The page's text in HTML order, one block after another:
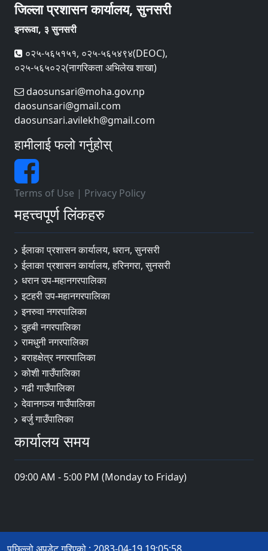
जिल्ला प्रशासन कार्यालय, सुनसरी
इनरूवा, ३ सुनसरी
०२५-५६५१५१, ०२५-५६५४९४(DEOC),
०२५-५६५०२२(नागरिकता अभिलेख शाखा)
daosunsari@moha.gov.np
daosunsari@gmail.com
daosunsari.avilekh@gmail.com
हामीलाई फलो गर्नुहोस्
Terms of Use | Privacy Policy
महत्त्वपूर्ण लिंकहरु
ईलाका प्रशासन कार्यालय, धरान, सुनसरी
ईलाका प्रशासन कार्यालय, हरिनगरा, सुनसरी
धरान उप-महानगरपालिका
इटहरी उप-महानगरपालिका
इनरुवा नगरपालिका
दुहबी नगरपालिका
रामधुनी नगरपालिका
बराहक्षेत्र नगरपालिका
कोशी गाउँपालिका
गढी गाउँपालिका
देवानगञ्ज गाउँपालिका
बर्जु गाउँपालिका
कार्यालय समय
09:00 AM - 5:00 PM (Monday to Friday)